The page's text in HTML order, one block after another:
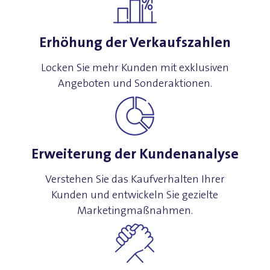
Erhöhung der Verkaufszahlen
Locken Sie mehr Kunden mit exklusiven
Angeboten und Sonderaktionen.
Erweiterung der Kundenanalyse
Verstehen Sie das Kaufverhalten Ihrer
Kunden und entwickeln Sie gezielte
Marketingmaßnahmen.